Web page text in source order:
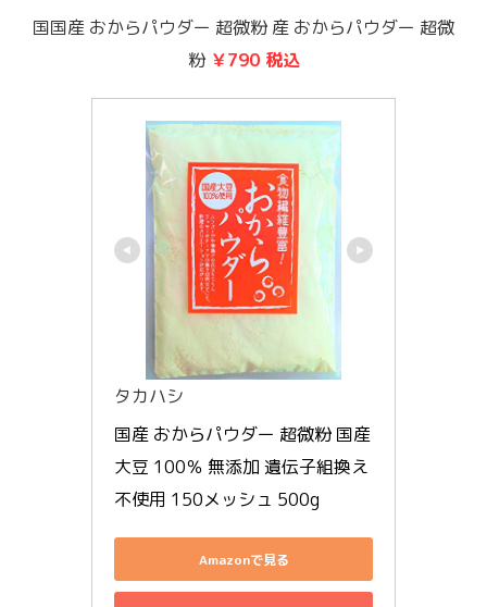
国国産 おからパウダー 超微粉 産 おからパウダー 超微
粉 ￥790 税込
タカハシ
国産 おからパウダー 超微粉 国産
大豆 100％ 無添加 遺伝子組換え
不使用 150メッシュ 500g
Amazonで見る